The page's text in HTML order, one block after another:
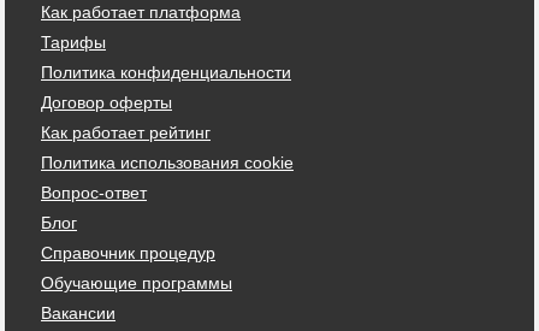
Как работает платформа
Тарифы
Политика конфиденциальности
Договор оферты
Как работает рейтинг
Политика использования cookie
Вопрос-ответ
Блог
Справочник процедур
Обучающие программы
Вакансии